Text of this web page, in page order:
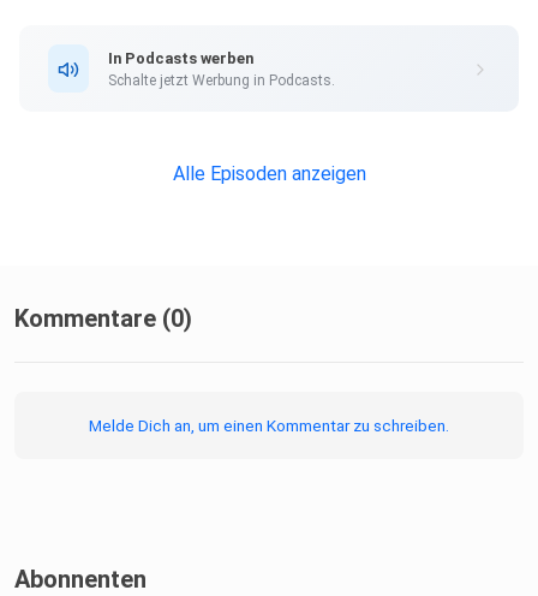
In Podcasts werben
Schalte jetzt Werbung in Podcasts.
Alle Episoden anzeigen
Kommentare (0)
Melde Dich an, um einen Kommentar zu schreiben.
Abonnenten